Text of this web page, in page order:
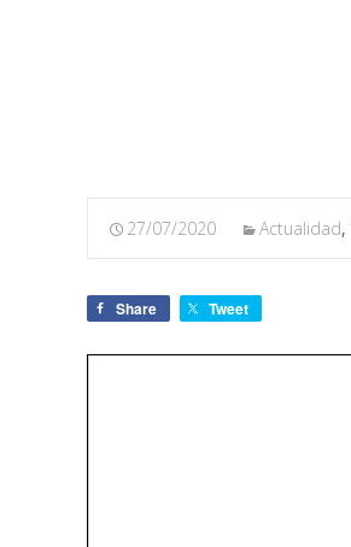
27/07/2020 Actualidad,
Share Tweet